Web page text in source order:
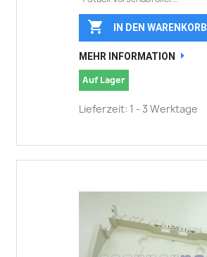
 IN DEN WARENKORB
MEHR INFORMATION
Auf Lager
Lieferzeit: 1 - 3 Werktage